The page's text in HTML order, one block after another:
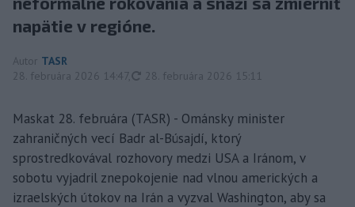
napätie v regióne.
Autor TASR
28. februára 2026 14:47
aktualizované
28. februára 2026 15:11
Maskat 28. februára (TASR) - Ománsky minister
zahraničných vecí Badr al-Búsajdí, ktorý
sprostredkovával rozhovory medzi USA a Iránom, v
sobotu vyjadril znepokojenie nad vlnou amerických a
izraelských útokov na Irán a vyzval Washington, aby sa